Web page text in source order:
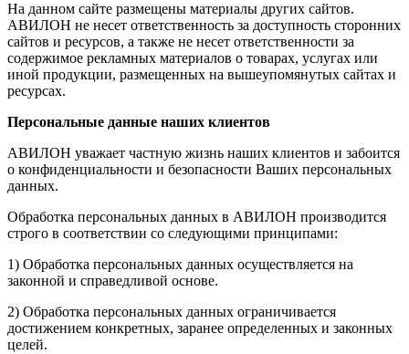
На данном сайте размещены материалы других сайтов.
АВИЛОН не несет ответственность за доступность сторонних
сайтов и ресурсов, а также не несет ответственности за
содержимое рекламных материалов о товарах, услугах или
иной продукции, размещенных на вышеупомянутых сайтах и
ресурсах.
Персональные данные наших клиентов
АВИЛОН уважает частную жизнь наших клиентов и забоится
о конфиденциальности и безопасности Ваших персональных
данных.
Обработка персональных данных в АВИЛОН производится
строго в соответствии со следующими принципами:
1) Обработка персональных данных осуществляется на
законной и справедливой основе.
2) Обработка персональных данных ограничивается
достижением конкретных, заранее определенных и законных
целей.